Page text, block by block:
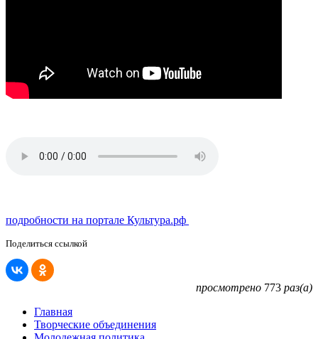
подробности на портале Культура.рф
Поделиться ссылкой
просмотрено 773 раз(а)
Главная
Творческие объединения